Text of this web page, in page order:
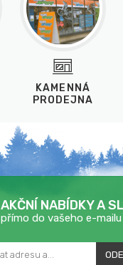
KAMENNÁ
PRODEJNA
AKČNÍ NABÍDKY A
přímo do vašeho e-mailu